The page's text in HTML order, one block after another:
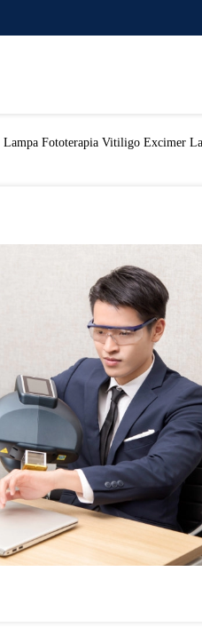
Lampa Fototerapia Vitiligo Excimer